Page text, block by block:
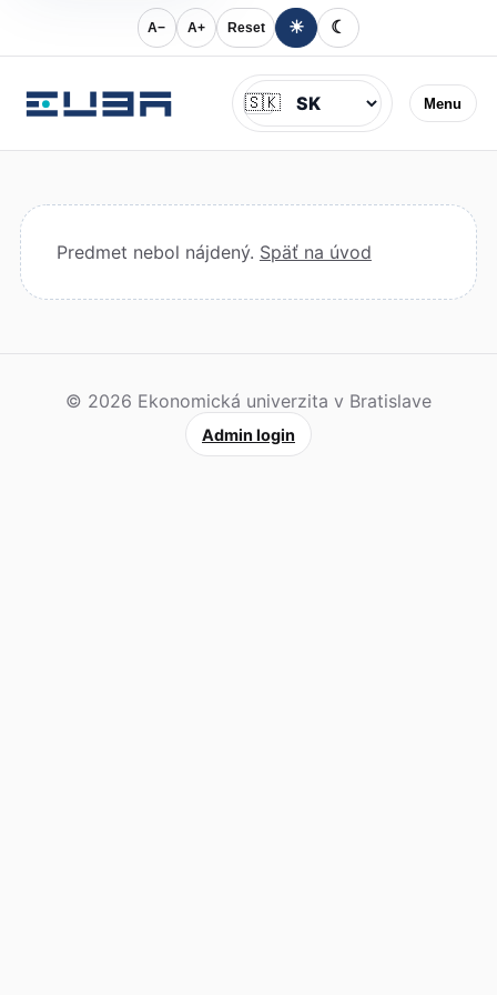
A− A+ Reset ☀ ☾
Menu
Jazyk
🇸🇰
Predmet nebol nájdený. Späť na úvod
© 2026 Ekonomická univerzita v Bratislave
Admin login